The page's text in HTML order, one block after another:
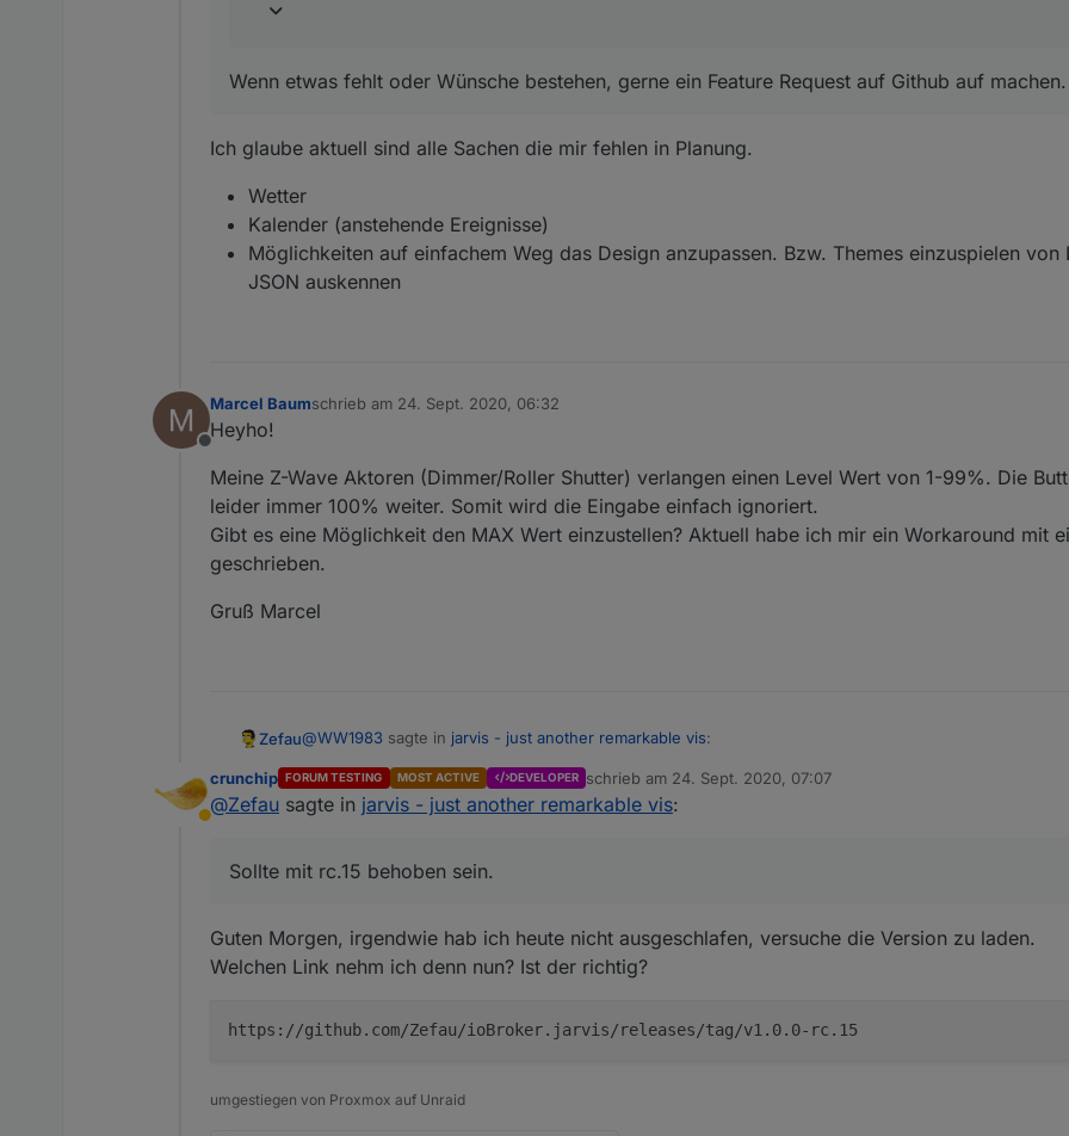
Wenn etwas fehlt oder Wünsche bestehen, gerne ein Feature Request auf Github auf machen.
Ich glaube aktuell sind alle Sachen die mir fehlen in Planung.
Wetter
Kalender (anstehende Ereignisse)
Möglichkeiten auf einfachem Weg das Design anzupassen. Bzw. Themes einzuspielen von
JSON auskennen
Offline
Marcel Baumschrieb am 24. Sept. 2020, 06:32
zuletzt editiert von
Heyho!
Meine Z-Wave Aktoren (Dimmer/Roller Shutter) verlangen einen Level Wert von 1-99%. Die
leider immer 100% weiter. Somit wird die Eingabe einfach ignoriert.
Gibt es eine Möglichkeit den MAX Wert einzustellen? Aktuell habe ich mir ein Workaround mit
geschrieben.
Gruß Marcel
Zefau@WW1983 sagte in jarvis - just another remarkable vis:
Allerdings wollte ich eben 3 weitere Rolläden von Homematic IP (BROLL) einbinden. Nun erkennt
Sollte mitrc.15 behoben sein. Könnt ihr das bestätigen?
Abwesend
crunchip FORUM TESTING MOST ACTIVE DEVELOPER schrieb am 24. Sept. 2020, 07:07
zuletzt editiert von
@Zefau sagte in jarvis - just another remarkable vis:
Sollte mit rc.15 behoben sein.
Guten Morgen, irgendwie hab ich heute nicht ausgeschlafen, versuche die Version zu laden.
Welchen Link nehm ich denn nun? Ist der richtig?
https://github.com/Zefau/ioBroker.jarvis/releases/tag/v1.0.0-rc.15
umgestiegen von Proxmox auf Unraid